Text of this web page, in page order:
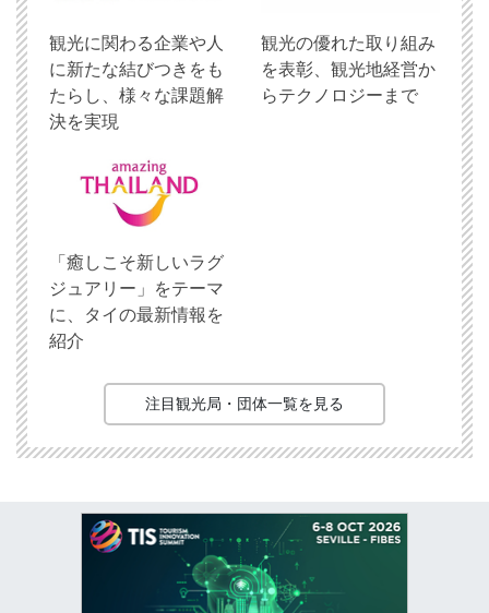
観光に関わる企業や人
に新たな結びつきをも
たらし、様々な課題解
決を実現
観光の優れた取り組み
を表彰、観光地経営か
らテクノロジーまで
「癒しこそ新しいラグ
ジュアリー」をテーマ
に、タイの最新情報を
紹介
注目観光局・団体一覧を見る